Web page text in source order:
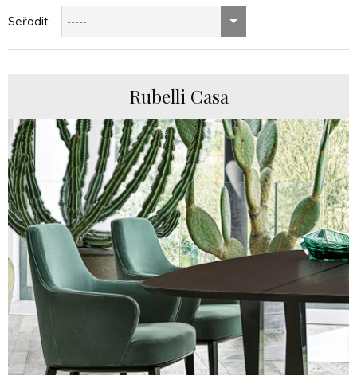
Seřadit: -----
Rubelli Casa